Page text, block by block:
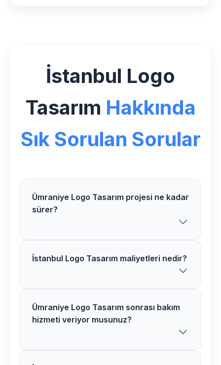
İstanbul Logo
Tasarım Hakkında
Sık Sorulan Sorular
Ümraniye Logo Tasarım projesi ne kadar
sürer?
Ümraniye bölgesindeki Logo Tasarım
için ücretsiz danışmanlık alabilirsiniz.
İstanbul Logo Tasarım maliyetleri nedir?
İstanbul bölgesinde Logo Tasarım
maliyetleri proje detaylarına göre
Ümraniye Logo Tasarım sonrası bakım
hizmeti veriyor musunuz?